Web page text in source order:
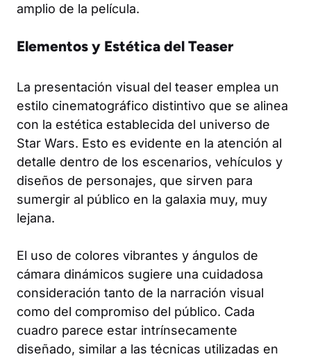
amplio de la película.
Elementos y Estética del Teaser
La presentación visual del teaser emplea un
estilo cinematográfico distintivo que se alinea
con la estética establecida del universo de
Star Wars. Esto es evidente en la atención al
detalle dentro de los escenarios, vehículos y
diseños de personajes, que sirven para
sumergir al público en la galaxia muy, muy
lejana.
El uso de colores vibrantes y ángulos de
cámara dinámicos sugiere una cuidadosa
consideración tanto de la narración visual
como del compromiso del público. Cada
cuadro parece estar intrínsecamente
diseñado, similar a las técnicas utilizadas en